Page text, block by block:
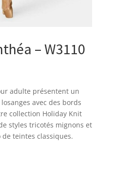
– W3110
adulte présentent un
avec des bords
collection Holiday Knit
styles tricotés mignons et
teintes classiques.